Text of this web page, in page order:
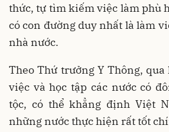
thức, tự tìm kiếm việc làm phù
có con đường duy nhất là làm
nhà nước.
Theo Thứ trưởng Y Thông,
việc và học tập các nước có
tộc, có thể khẳng định Việt
những nước thực hiện rất tốt